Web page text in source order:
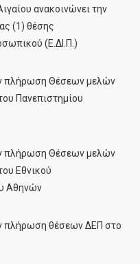
ανακοινώνει την
(1) θέσης
(Ε.ΔΙ.Π.)
πλήρωση Θέσεων μελών
Πανεπιστημίου
πλήρωση Θέσεων μελών
Εθνικού
Αθηνών
πλήρωση θέσεων ΔΕΠ στο